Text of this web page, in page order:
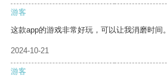
游客
这款app的游戏非常好玩，可以让我消磨时间。
2024-10-21
游客